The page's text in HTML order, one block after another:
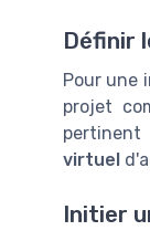
Définir
Pour une
projet
pertinent
virtuel
Initier